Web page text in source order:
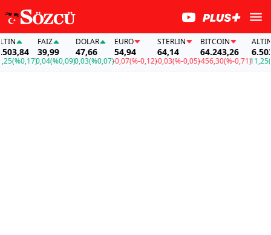
FAİZ
39,99
0,04(%0,09)
DOLAR
47,66
0,03(%0,07)
EURO
54,94
-0,07(%-0,12)
STERLIN
64,14
-0,03(%-0,05)
BITCOIN
64.243,26
-456,30(%-0,71)
ALTIN
6.503,84
11,25